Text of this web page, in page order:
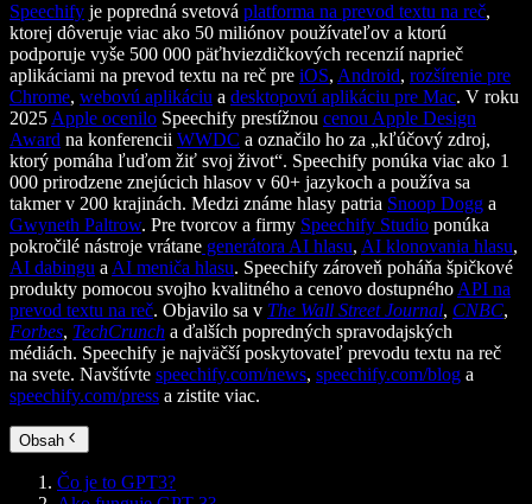
Speechify je popredná svetová platforma na prevod textu na reč,
ktorej dôveruje viac ako 50 miliónov používateľov a ktorú
podporuje vyše 500 000 päťhviezdičkových recenzií naprieč
aplikáciami na prevod textu na reč pre iOS, Android, rozšírenie pre
Chrome, webovú aplikáciu a desktopovú aplikáciu pre Mac. V roku
2025 Apple ocenilo Speechify prestížnou cenou Apple Design
Award na konferencii WWDC a označilo ho za „kľúčový zdroj,
ktorý pomáha ľuďom žiť svoj život“. Speechify ponúka viac ako 1
000 prirodzene znejúcich hlasov v 60+ jazykoch a používa sa
takmer v 200 krajinách. Medzi známe hlasy patria Snoop Dogg a
Gwyneth Paltrow. Pre tvorcov a firmy Speechify Studio ponúka
pokročilé nástroje vrátane generátora AI hlasu, AI klonovania hlasu,
AI dabingu a AI meniča hlasu. Speechify zároveň poháňa špičkové
produkty pomocou svojho kvalitného a cenovo dostupného API na
prevod textu na reč. Objavilo sa v The Wall Street Journal, CNBC,
Forbes, TechCrunch a ďalších popredných spravodajských
médiách. Speechify je najväčší poskytovateľ prevodu textu na reč
na svete. Navštívte speechify.com/news, speechify.com/blog a
speechify.com/press a zistite viac.
Obsah
Čo je to GPT3?